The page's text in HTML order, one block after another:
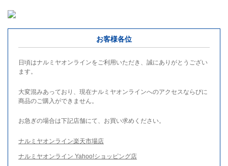
お客様各位
日頃はナルミヤオンラインをご利用いただき、誠にありがとうござい
ます。
大変混みあっており、現在ナルミヤオンラインへのアクセスならびに
商品のご購入ができません。
お急ぎの場合は下記店舗にて、お買い求めください。
ナルミヤオンライン楽天市場店
ナルミヤオンライン Yahoo!ショッピング店